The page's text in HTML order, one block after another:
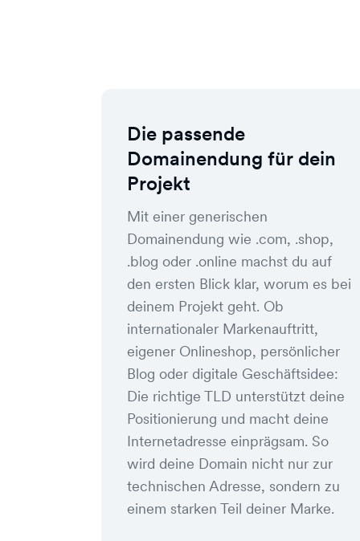
Die passende
Domainendung für dein
Projekt
Mit einer generischen
Domainendung wie .com, .shop,
.blog oder .online machst du auf
den ersten Blick klar, worum es bei
deinem Projekt geht. Ob
internationaler Markenauftritt,
eigener Onlineshop, persönlicher
Blog oder digitale Geschäftsidee:
Die richtige TLD unterstützt deine
Positionierung und macht deine
Internetadresse einprägsam. So
wird deine Domain nicht nur zur
technischen Adresse, sondern zu
einem starken Teil deiner Marke.